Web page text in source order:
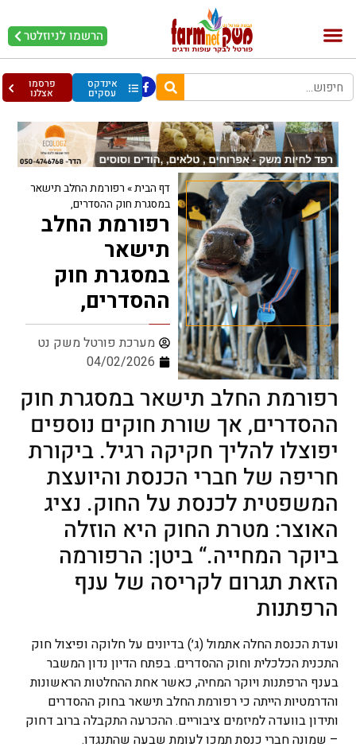
הרשמו לניוזלטר
אינדקס
עסקים
פרסמו
אצלנו
דף הבית» רפורמת החלב תישאר
במסגרת חוק ההסדרים,
רפורמת החלב
תישאר
במסגרת חוק
ההסדרים,
מערכת פורטל משק נט
04/02/2026
רפורמת החלב תישאר במסגרת חוק
ההסדרים, אך שורת חוקים נוספים
יפוצלו להליך חקיקה רגיל. ביקורת
חריפה של חברי הכנסת והיועצת
המשפטית לכנסת על החוק. נציג
האוצר: מטרת החוק היא הוזלה
ביוקר המחייה.“ ביטן: הרפורמה
הזאת תגרום לקריסה של ענף
הרפתנות
ועדת הכנסת החלה אתמול (ג׳) בדיונים על חלוקה ופיצול חוק
התכנית הכלכלית וחוק ההסדרים. בפתח הדיון נדון המשבר
בענף הרפתנות ויוקר המחיה, כאשר אחת ההחלטות הראשונות
והדרמטיות הייתה כי רפורמת החלב תישאר בחוק ההסדרים
ותידון בוועדה למיזמים ציבוריים. ההכרעה התקבלה ברוב דחוק
– שמונה חברי כנסת תמכו לעומת שבעה שהתנגדו.